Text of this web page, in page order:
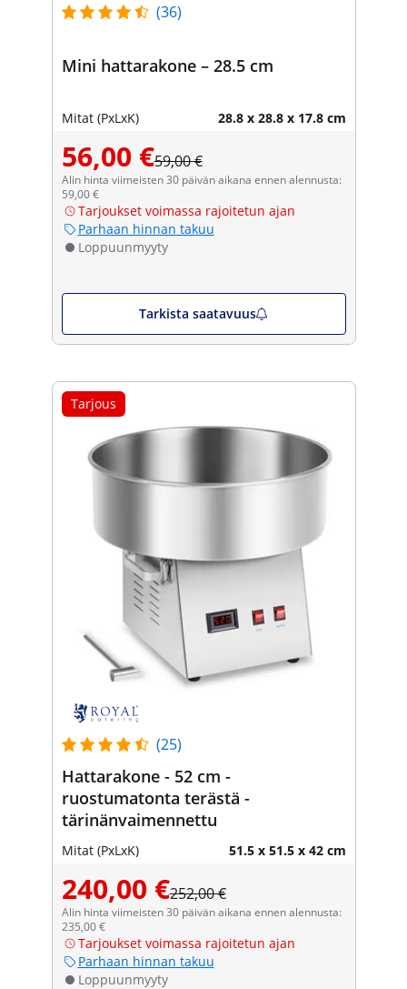
(36)
Mini hattarakone – 28.5 cm
Mitat (PxLxK) 28.8 x 28.8 x 17.8 cm
56,00 €59,00 €
Alin hinta viimeisten 30 päivän aikana ennen alennusta:
59,00 €
Tarjoukset voimassa rajoitetun ajan
Parhaan hinnan takuu
Loppuunmyyty
Tarkista saatavuus
Tarjous
(25)
Hattarakone - 52 cm -
ruostumatonta terästä -
tärinänvaimennettu
Mitat (PxLxK) 51.5 x 51.5 x 42 cm
240,00 €252,00 €
Alin hinta viimeisten 30 päivän aikana ennen alennusta:
235,00 €
Tarjoukset voimassa rajoitetun ajan
Parhaan hinnan takuu
Loppuunmyyty